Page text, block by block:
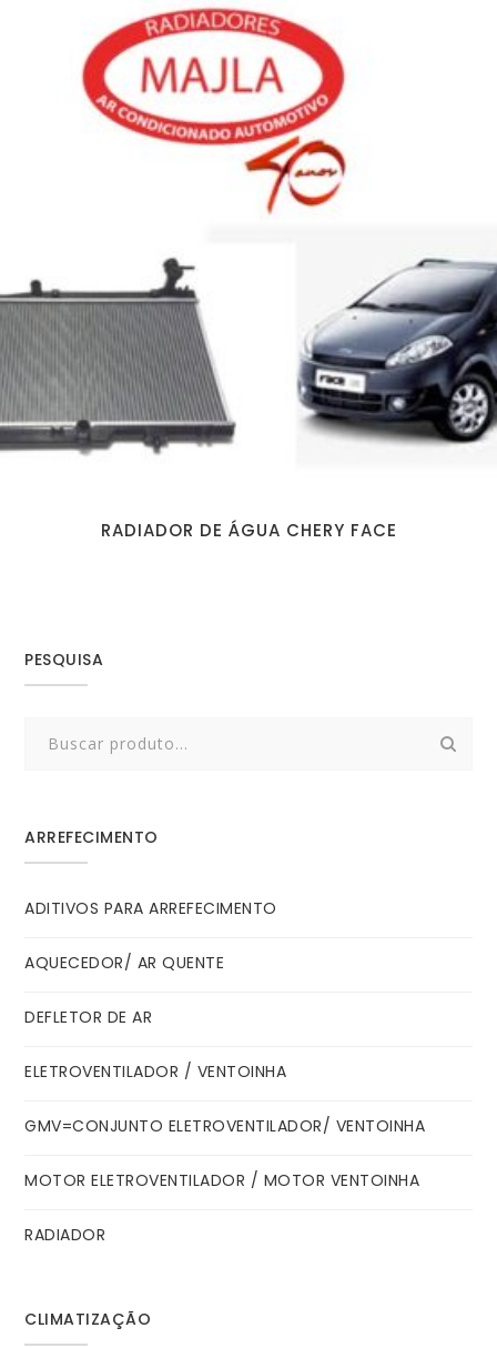
RADIADOR DE ÁGUA CHERY FACE
PESQUISA
ARREFECIMENTO
ADITIVOS PARA ARREFECIMENTO
AQUECEDOR/ AR QUENTE
DEFLETOR DE AR
ELETROVENTILADOR / VENTOINHA
GMV=CONJUNTO ELETROVENTILADOR/ VENTOINHA
MOTOR ELETROVENTILADOR / MOTOR VENTOINHA
RADIADOR
CLIMATIZAÇÃO